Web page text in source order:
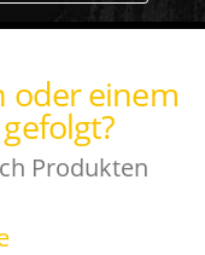
oder einem
Produkten